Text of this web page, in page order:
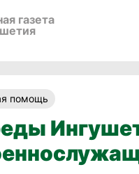
газета
помощь